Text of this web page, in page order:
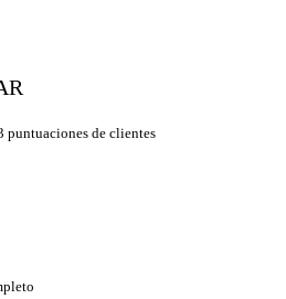
puntuaciones de clientes